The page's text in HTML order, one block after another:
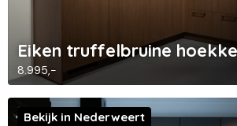
Eiken truffelbruine
8.995,-
Bekijk in Nederweert